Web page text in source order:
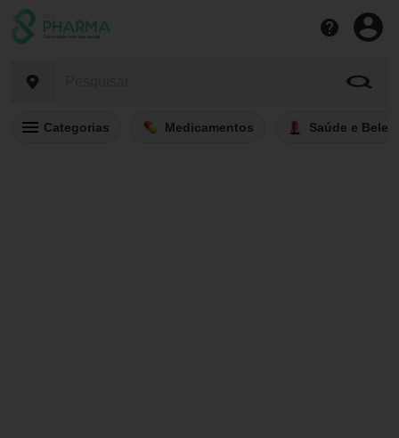
Categorias Medicamentos Saúde e